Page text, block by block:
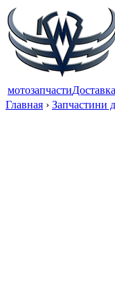
мотозапчастиДоставка
Главная › Запчастини